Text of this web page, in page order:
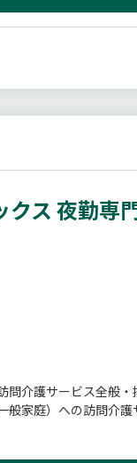
ス 夜勤専
問介護サービス全般
般家庭）への訪問介